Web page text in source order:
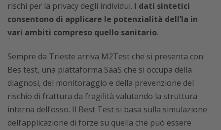
rischi per la privacy degli individui. I dati sintetici
consentono di applicare le potenzialità dell’Ia in
vari ambiti compreso quello sanitario.
Sempre da Trieste arriva M2Test che si presenta con
Bes test, una piattaforma SaaS che si occupa della
diagnosi, del monitoraggio e della prevenzione del
rischio di frattura da fragilità valutando la struttura
interna dell’osso. Il Best Test si basa sulla simulazione
dell’applicazione di forze su quella che può essere